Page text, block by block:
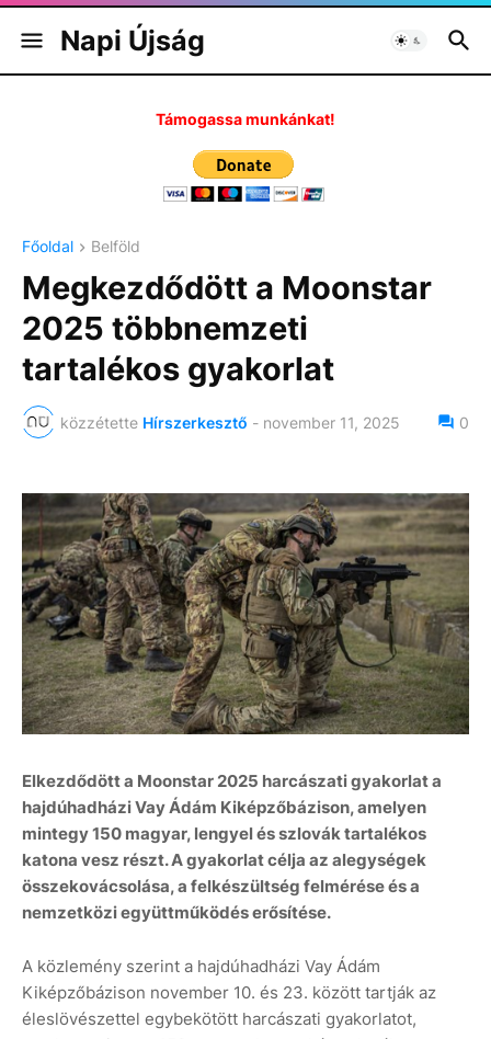
Napi Újság
Támogassa munkánkat!
Főoldal Belföld
Megkezdődött a Moonstar
2025 többnemzeti
tartalékos gyakorlat
közzétette Hírszerkesztő - november 11, 2025 0
Elkezdődött a Moonstar 2025 harcászati gyakorlat a
hajdúhadházi Vay Ádám Kiképzőbázison, amelyen
mintegy 150 magyar, lengyel és szlovák tartalékos
katona vesz részt. A gyakorlat célja az alegységek
összekovácsolása, a felkészültség felmérése és a
nemzetközi együttműködés erősítése.
A közlemény szerint a hajdúhadházi Vay Ádám
Kiképzőbázison november 10. és 23. között tartják az
éleslövészettel egybekötött harcászati gyakorlatot,